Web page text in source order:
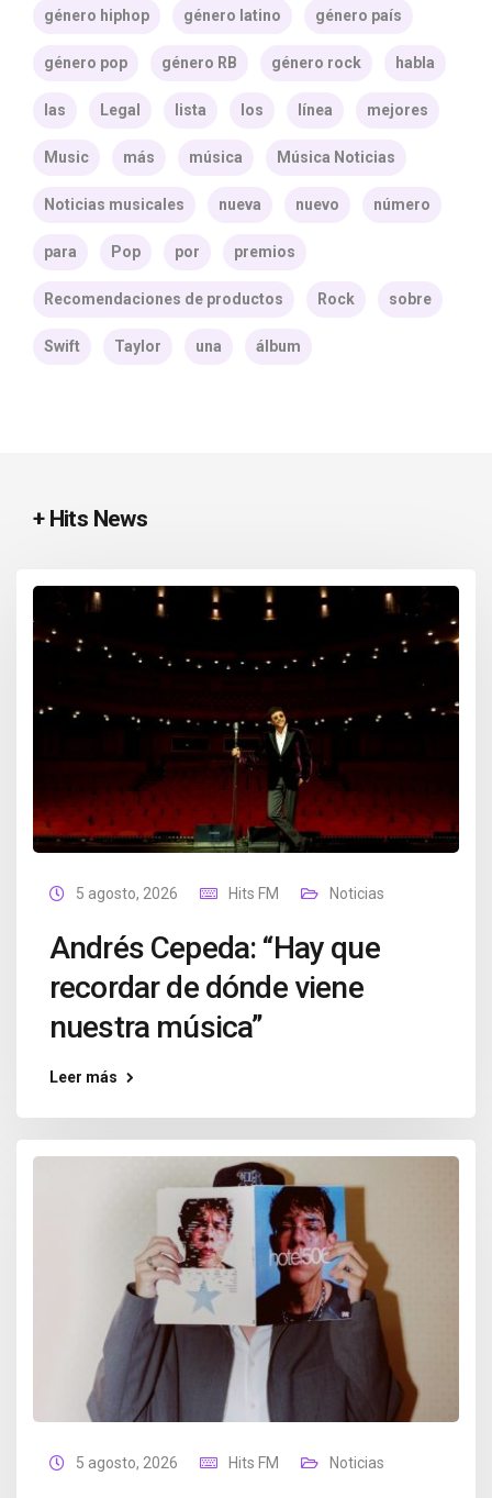
género hiphop género latino género país
género pop género RB género rock habla
las Legal lista los línea mejores
Music más música Música Noticias
Noticias musicales nueva nuevo número
para Pop por premios
Recomendaciones de productos Rock sobre
Swift Taylor una álbum
+ Hits News
5 agosto, 2026 Hits FM Noticias
Andrés Cepeda: “Hay que
recordar de dónde viene
nuestra música”
Leer más
5 agosto, 2026 Hits FM Noticias